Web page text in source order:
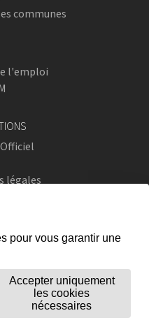
communes
l'emploi
légales